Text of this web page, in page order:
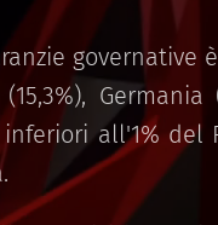
governative
Germania
all'1% del